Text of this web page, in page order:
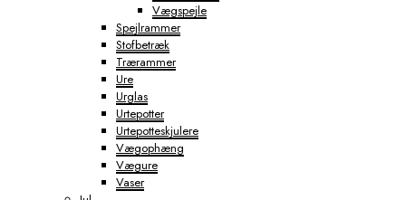
Vægspejle
Spejlrammer
Stofbetræk
Trærammer
Ure
Urglas
Urtepotter
Urtepotteskjulere
Vægophæng
Vægure
Vaser